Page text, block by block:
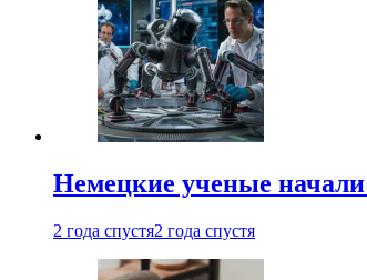
Немецкие ученые начали
2 года спустя2 года спустя